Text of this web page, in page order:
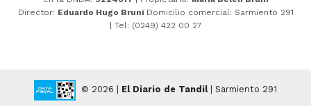
Director: Eduardo Hugo Bruni Domicilio comercial: Sarmiento 291
| Tel: (0249) 422 00 27
© 2026 | El Diario de Tandil| Sarmiento 291